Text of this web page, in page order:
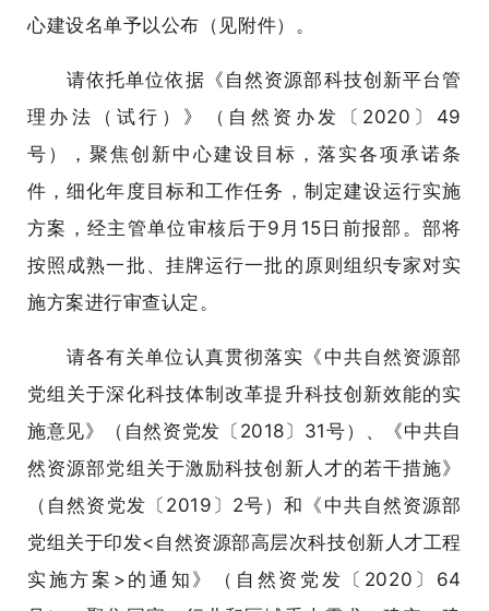
心建设名单予以公布（见附件）。
请依托单位依据《自然资源部科技创新平台管
理办法（试行）》（自然资办发〔2020〕49
号），聚焦创新中心建设目标，落实各项承诺条
件，细化年度目标和工作任务，制定建设运行实施
方案，经主管单位审核后于9月15日前报部。部将
按照成熟一批、挂牌运行一批的原则组织专家对实
施方案进行审查认定。
请各有关单位认真贯彻落实《中共自然资源部
党组关于深化科技体制改革提升科技创新效能的实
施意见》（自然资党发〔2018〕31号）、《中共自
然资源部党组关于激励科技创新人才的若干措施》
（自然资党发〔2019〕2号）和《中共自然资源部
党组关于印发<自然资源部高层次科技创新人才工程
实施方案>的通知》（自然资党发〔2020〕64